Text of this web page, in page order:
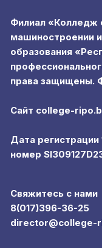
Филиал «Колледж
машиностроении
образования
права защищены.
Сайт college-
Дата регистрации
номер
Свяжитесь с нами
8(017)396-36-25
director@college-